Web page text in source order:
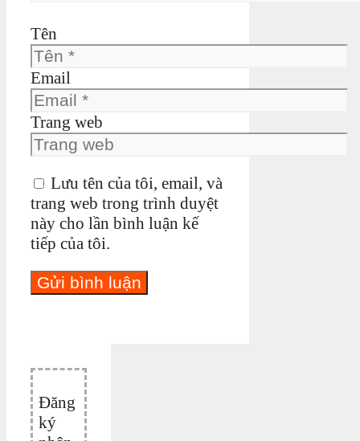
Tên
Email
Trang web
Lưu tên của tôi, email, và
trang web trong trình duyệt
này cho lần bình luận kế
tiếp của tôi.
Đăng
ký